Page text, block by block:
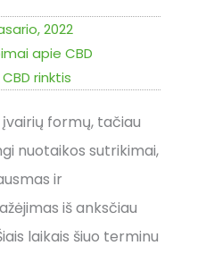
2022
apie CBD
rinktis
formų, tačiau
nuotaikos sutrikimai,
ir
iš anksčiau
laikais šiuo terminu